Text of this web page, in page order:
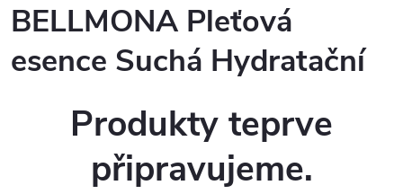
BELLMONA Pleťová
esence Suchá Hydratační
Produkty teprve
připravujeme.